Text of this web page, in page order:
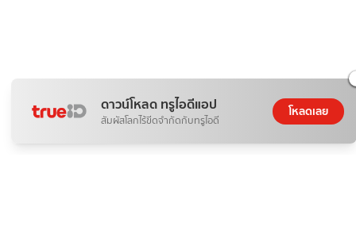
ดาวน์โหลด ทรูไอดีแอป
สัมผัสโลกไร้ขีดจำกัดกับทรูไอดี
โหลดเลย